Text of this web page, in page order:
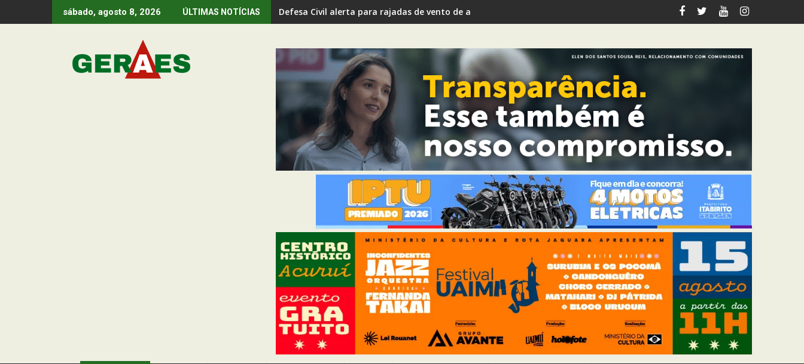
to
sábado, agosto 8, 2026 ÚLTIMAS NOTÍCIAS Defesa Civil alerta para rajadas de vento de até 80 km/h em Itabirito